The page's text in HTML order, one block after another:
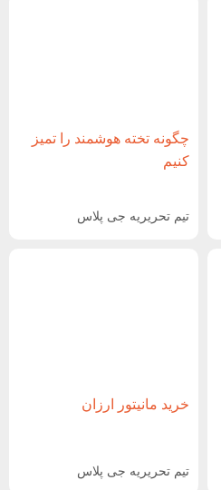
چگونه تخته هوشمند را تمیز
کنیم
تیم تحریریه جی پلاس
خرید مانیتور ارزان
تیم تحریریه جی پلاس